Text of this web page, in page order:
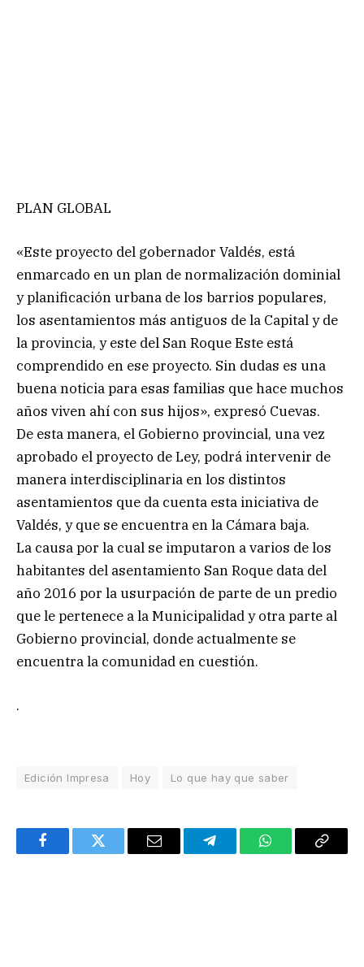
PLAN GLOBAL
«Este proyecto del gobernador Valdés, está
enmarcado en un plan de normalización dominial
y planificación urbana de los barrios populares,
los asentamientos más antiguos de la Capital y de
la provincia, y este del San Roque Este está
comprendido en ese proyecto. Sin dudas es una
buena noticia para esas familias que hace muchos
años viven ahí con sus hijos», expresó Cuevas.
De esta manera, el Gobierno provincial, una vez
aprobado el proyecto de Ley, podrá intervenir de
manera interdisciplinaria en los distintos
asentamientos que da cuenta esta iniciativa de
Valdés, y que se encuentra en la Cámara baja.
La causa por la cual se imputaron a varios de los
habitantes del asentamiento San Roque data del
año 2016 por la usurpación de parte de un predio
que le pertenece a la Municipalidad y otra parte al
Gobierno provincial, donde actualmente se
encuentra la comunidad en cuestión.
.
Edición Impresa Hoy Lo que hay que saber
FacebookTwitter Email TelegramWhatsAppCopy